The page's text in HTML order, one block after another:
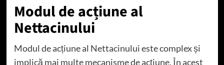
Modul de acțiune al
Nettacinului
Modul de acțiune al Nettacinului este complex și
implică mai multe mecanisme de acțiune. În acest